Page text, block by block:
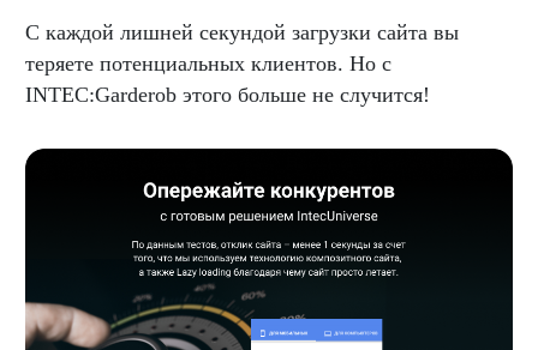
С каждой лишней секундой загрузки сайта вы
теряете потенциальных клиентов. Но с
INTEC:Garderob этого больше не случится!